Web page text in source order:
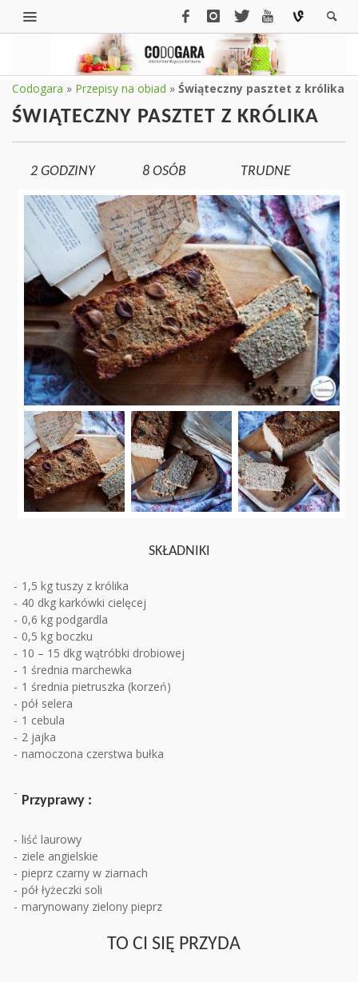
Codogara » Przepisy na obiad » Świąteczny pasztet z królika
ŚWIĄTECZNY PASZTET Z KRÓLIKA
2 GODZINY 8 OSÓB TRUDNE
SKŁADNIKI
1,5 kg tuszy z królika
40 dkg karkówki cielęcej
0,6 kg podgardla
0,5 kg boczku
10 – 15 dkg wątróbki drobiowej
1 średnia marchewka
1 średnia pietruszka (korzeń)
pół selera
1 cebula
2 jajka
namoczona czerstwa bułka
Przyprawy :
liść laurowy
ziele angielskie
pieprz czarny w ziarnach
pół łyżeczki soli
marynowany zielony pieprz
TO CI SIĘ PRZYDA